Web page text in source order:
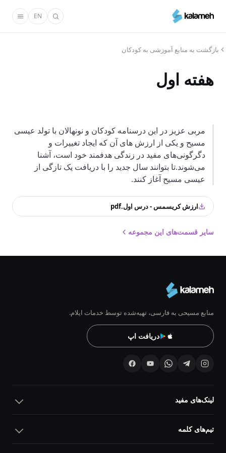
محتوای
EN
بازگشت به منابع آموزشی به کودکان
هفته اول
مربی عزیز در این درسنامه کودکان و نونهالان با تولد عیسی
مسیح و یکی از ارزش های آن که ایجاد تغییرات و
دگرگونی‌های مفید در زندگی هدفمند خود است، آشنا
می‌شوند.تا بتوانند سال جدید را با دریافت یک تازگی از
عیسی مسیح آغاز کنند.
ارزش کریسمس - درس اول.pdf
سایر قسمت‌های این مجموعه
منابع مسیحی به فارسی، تهیه‌شده توسط خدمات ایلام.
دریافت اپ
لینک‌های مفید
تیم‌های کلمه